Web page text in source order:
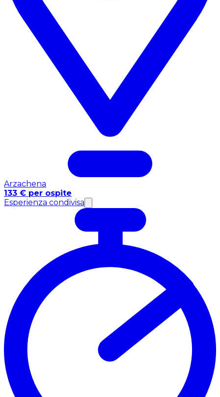
Arzachena
133 € per ospite
Esperienza condivisa